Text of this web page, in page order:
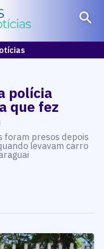
polícia
que fez
foram presos depois
levavam carro